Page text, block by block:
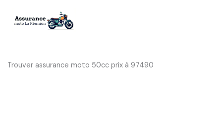
Trouver assurance moto 50cc prix à 97490